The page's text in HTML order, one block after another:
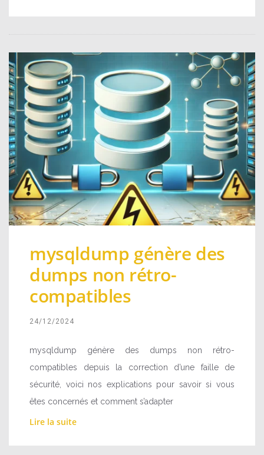
mysqldump génère des
dumps non rétro-
compatibles
24/12/2024
mysqldump génère des dumps non rétro-
compatibles depuis la correction d’une faille de
sécurité, voici nos explications pour savoir si vous
êtes concernés et comment s’adapter
Lire la suite